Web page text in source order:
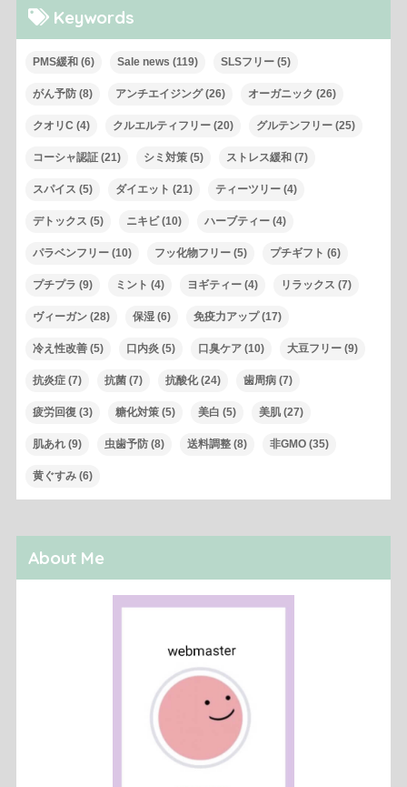
Keywords
PMS緩和 (6) Sale news (119) SLSフリー(5)
がん予防(8) アンチエイジング(26) オーガニック (26)
クオリC (4) クルエルティフリー(20) グルテンフリー(25)
コーシャ認証(21) シミ対策(5) ストレス緩和 (7)
スパイス (5) ダイエット (21) ティーツリー(4)
デトックス (5) ニキビ(10) ハーブティー(4)
パラベンフリー(10) フッ化物フリー(5) プチギフト (6)
プチプラ (9) ミント (4) ヨギティー(4) リラックス (7)
ヴィーガン(28) 保湿(6) 免疫力アップ(17)
冷え性改善(5) 口内炎(5) 口臭ケア(10) 大豆フリー(9)
抗炎症(7) 抗菌(7) 抗酸化(24) 歯周病(7)
疲労回復(3) 糖化対策(5) 美白 (5) 美肌(27)
肌あれ(9) 虫歯予防(8) 送料調整(8) 非GMO(35)
黄ぐすみ(6)
About Me